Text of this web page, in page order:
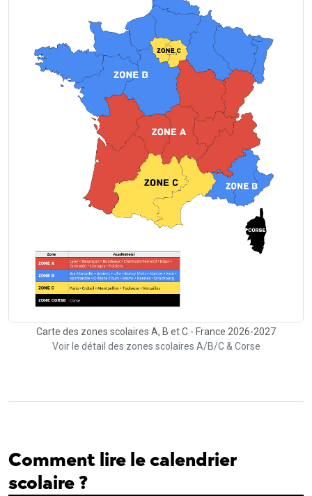
Carte des zones scolaires A, B et C - France 2026-2027
Voir le détail des zones scolaires A/B/C & Corse
Comment lire le calendrier
scolaire ?